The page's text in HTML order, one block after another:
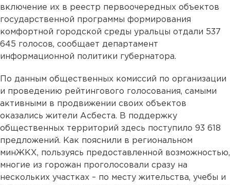
включение их в реестр первоочередных объектов
государственной программы формирования
комфортной городской среды уральцы отдали 537
645 голосов, сообщает департамент
информационной политики губернатора.
По данным общественных комиссий по организации
и проведению рейтингового голосования, самыми
активными в продвижении своих объектов
оказались жители Асбеста. В поддержку
общественных территорий здесь поступило 93 618
предложений. Как пояснили в региональном
минЖКХ, пользуясь предоставленной возможностью,
многие из горожан проголосовали сразу на
нескольких участках – по месту жительства, учебы и